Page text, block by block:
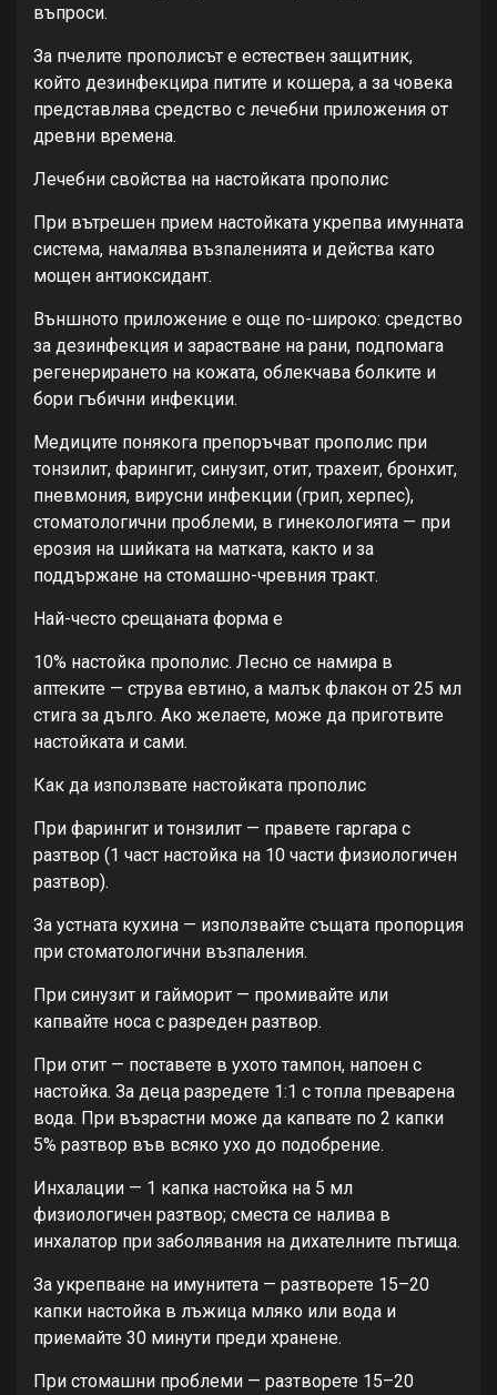
въпроси.
За пчелите прополисът е естествен защитник,
който дезинфекцира питите и кошера, а за човека
представлява средство с лечебни приложения от
древни времена.
Лечебни свойства на настойката прополис
При вътрешен прием настойката укрепва имунната
система, намалява възпаленията и действа като
мощен антиоксидант.
Външното приложение е още по-широко: средство
за дезинфекция и зарастване на рани, подпомага
регенерирането на кожата, облекчава болките и
бори гъбични инфекции.
Медиците понякога препоръчват прополис при
тонзилит, фарингит, синузит, отит, трахеит, бронхит,
пневмония, вирусни инфекции (грип, херпес),
стоматологични проблеми, в гинекологията — при
ерозия на шийката на матката, както и за
поддържане на стомашно-чревния тракт.
Най-често срещаната форма е
10% настойка прополис. Лесно се намира в
аптеките — струва евтино, а малък флакон от 25 мл
стига за дълго. Ако желаете, може да приготвите
настойката и сами.
Как да използвате настойката прополис
При фарингит и тонзилит — правете гаргара с
разтвор (1 част настойка на 10 части физиологичен
разтвор).
За устната кухина — използвайте същата пропорция
при стоматологични възпаления.
При синузит и гайморит — промивайте или
капвайте носа с разреден разтвор.
При отит — поставете в ухото тампон, напоен с
настойка. За деца разредете 1:1 с топла преварена
вода. При възрастни може да капвате по 2 капки
5% разтвор във всяко ухо до подобрение.
Инхалации — 1 капка настойка на 5 мл
физиологичен разтвор; сместа се налива в
инхалатор при заболявания на дихателните пътища.
За укрепване на имунитета — разтворете 15–20
капки настойка в лъжица мляко или вода и
приемайте 30 минути преди хранене.
При стомашни проблеми — разтворете 15–20